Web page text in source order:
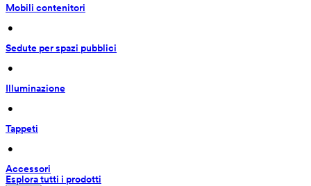
Mobili contenitori
•
Sedute per spazi pubblici
•
Illuminazione
•
Tappeti
•
Accessori
Esplora tutti i prodotti